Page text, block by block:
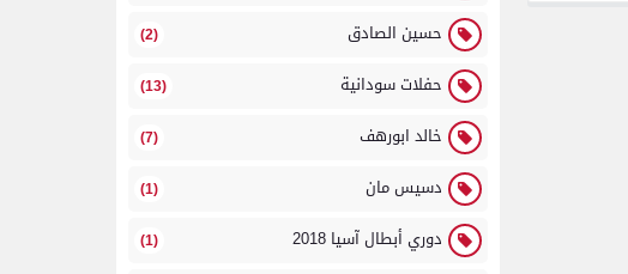
حسين الصادق (2)
حفلات سودانية (13)
خالد ابورهف (7)
دسيس مان (1)
دوري أبطال آسيا 2018 (1)